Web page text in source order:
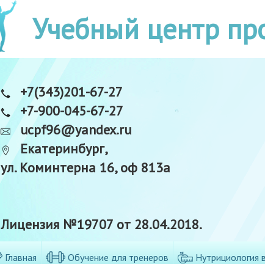
Учебный центр
+7(343)201-67-27
+7-900-045-67-27
ucpf96@yandex.ru
Екатеринбург,
ул. Коминтерна 16, оф 813а
Лицензия №19707 от 28.04.2018.
Главная Обучение для тренеров Нутрициология